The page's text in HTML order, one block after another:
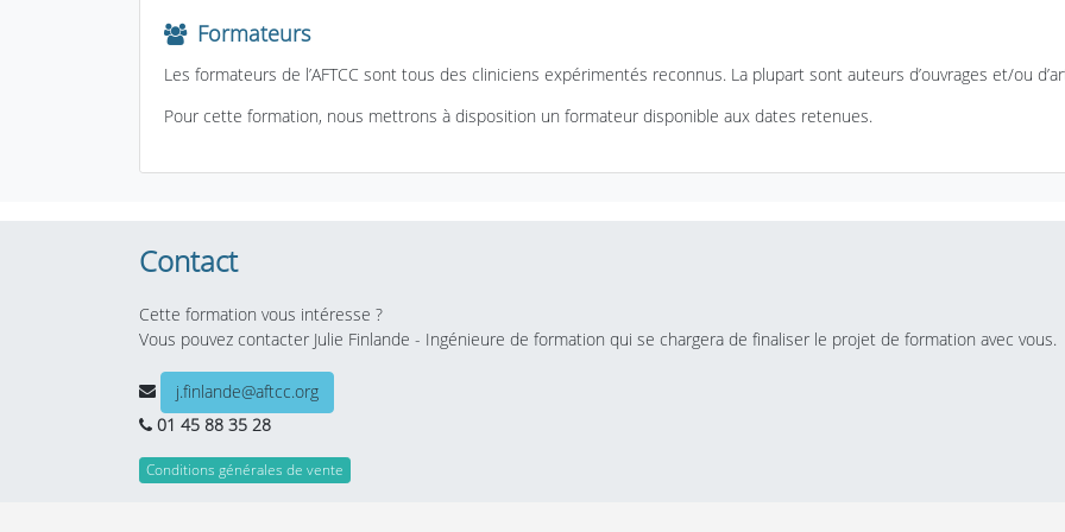
Formateurs
Les formateurs de l’AFTCC sont tous des cliniciens expérimentés reconnus. La plupart sont auteurs d’ouvrages et/ou
Pour cette formation, nous mettrons à disposition un formateur disponible aux dates retenues.
Contact
Cette formation vous intéresse ?
Vous pouvez contacter Julie Finlande - Ingénieure de formation qui se chargera de finaliser le projet de formation avec vous.
j.finlande@aftcc.org
01 45 88 35 28
Conditions générales de vente